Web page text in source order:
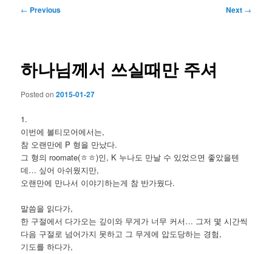
Post
← Previous Next →
하나님께서 쓰실때만 주셔
Posted on2015-01-27
1.
이번에 볼티모어에서는,
참 오랜만에 P 형을 만났다.
그 형의 roomate(ㅎㅎ)인, K 누나도 만날 수 있었으면 좋았을텐
데… 싶어 아쉬웠지만,
오랜만에 만나서 이야기하는게 참 반가웠다.
말씀을 읽다가,
한 구절에서 다가오는 깊이와 무게가 너무 커서… 그저 몇 시간씩
다음 구절로 넘어가지 못하고 그 무게에 압도당하는 경험,
기도를 하다가,